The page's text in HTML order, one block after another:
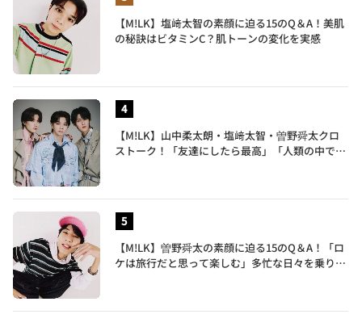
【M!LK】塩﨑太智の素顔に迫る15のQ＆A！美肌
の秘訣はビタミンC？肌トーンの変化を実感
【M!LK】山中柔太朗・塩﨑太智・曽野舜太クロ
ストーク！「友達にしたら最高」「人類の中で桁
【M!LK】曽野舜太の素顔に迫る15のQ＆A！「ロ
ケは旅行だと思って楽しむ」多忙な日々を乗り切